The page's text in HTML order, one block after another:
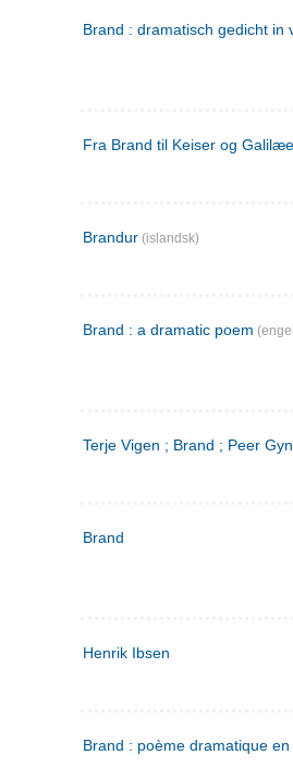
Brand : dramatisch gedicht in
Fra Brand til Keiser og
Brandur (islandsk)
Brand : a dramatic poem
Terje Vigen ; Brand ; Peer
Brand
Henrik Ibsen
Brand : poème dramatique